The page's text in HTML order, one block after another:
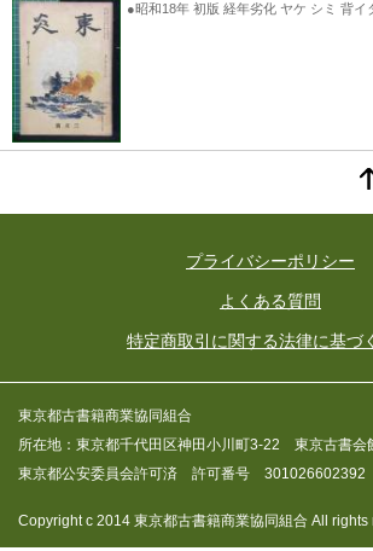
●昭和18年 初版 経年劣化 ヤケ シミ 背イ
プライバシーポリシー
よくある質問
特定商取引に関する法律に基づ
東京都古書籍商業協同組合
所在地：東京都千代田区神田小川町3-22 東京古書会
東京都公安委員会許可済 許可番号 301026602392
Copyright c 2014 東京都古書籍商業協同組合 All rights